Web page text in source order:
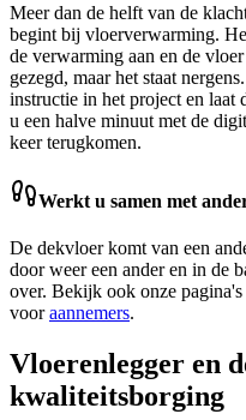
Meer dan de helft van de
begint bij vloerverwarming.
de verwarming aan en de
gezegd, maar het staat
instructie in het project en laat
u een halve minuut met de
keer terugkomen.
Werkt u samen met
De dekvloer komt van een
door weer een ander en in de
over. Bekijk ook onze
vooraannemers.
Vloerenlegger en
kwaliteitsborging